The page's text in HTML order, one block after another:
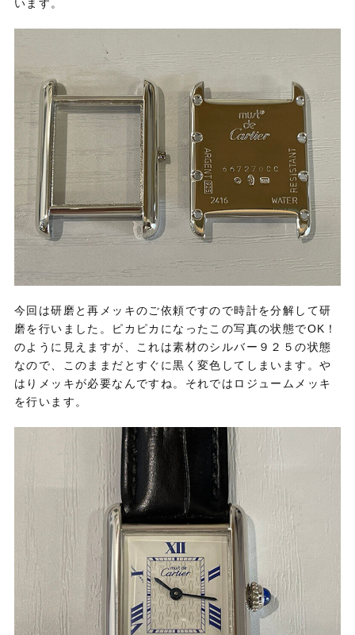
います。
今回は研磨と再メッキのご依頼ですので時計を分解して研
磨を行いました。ピカピカになったこの写真の状態でOK！
のように見えますが、これは素材のシルバー９２５の状態
なので、このままだとすぐに黒く変色してしまいます。や
はりメッキが必要なんですね。それではロジュームメッキ
を行います。